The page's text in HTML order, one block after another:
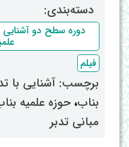
دسته‌بندی: ‌
دوره سطح دو آشنایی
فیلم
برچسب: ‌ آشنایی با
بناب، ‌ حوزه علمیه
مبانی تدبر